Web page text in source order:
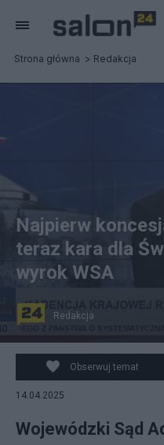
Strona główna Redakcja
Najpierw
teraz kara dla
wyrok WSA
Redakcja
Obserwuj temat
14.04.2025
Wojewódzki Sąd